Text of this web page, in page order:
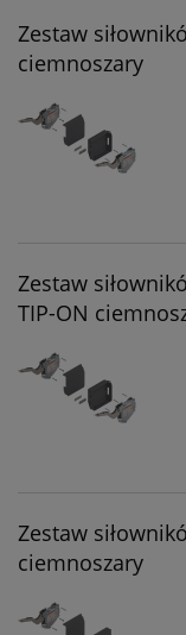
Zestaw
ciemnoszary
Zestaw
TIP-ON
Zestaw
ciemnoszary